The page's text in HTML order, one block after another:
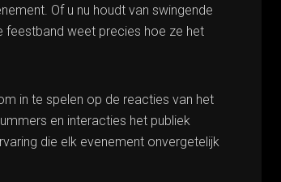
Of u nu houdt van swingende
feestband weet precies hoe ze het
in te spelen op de reacties van het
en interacties het publiek
die elk evenement onvergetelijk